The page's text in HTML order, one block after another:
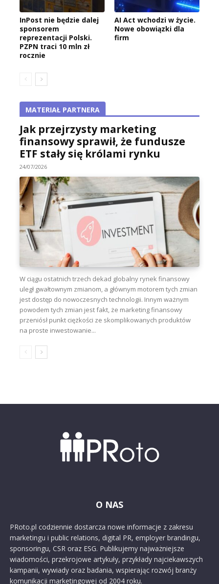
InPost nie będzie dalej
sponsorem
reprezentacji Polski.
PZPN traci 10 mln zł
rocznie
AI Act wchodzi w życie.
Nowe obowiązki dla
firm
MATERIAŁ PARTNERA
Jak przejrzysty marketing
finansowy sprawił, że fundusze
ETF stały się królami rynku
24/07/2026
W ciągu ostatnich trzech dekad globalny rynek finansowy
uległ gwałtownym zmianom, a głównym motorem tych zmian
jest dostęp do nowoczesnych technologii. Innym ważnym
powodem tych zmian jest fakt, że marketing finansowy
przeniósł punkt ciężkości ze skomplikowanych produktów
na proste inwestowanie...
O NAS
PRoto.pl codziennie dostarcza nowe informacje z zakresu
marketingu i public relations, digital PR, employer brandingu,
sponsoringu, CSR oraz ESG. Publikujemy najważniejsze
wiadomości, przekrojowe artykuły, przykłady najciekawszych
kampanii, wywiady oraz badania, wspierając rozwój branży
komunikacji marketingowej od 2004 roku.